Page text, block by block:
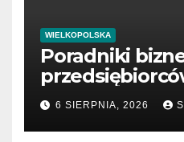
WIELKOPOLSKA
Poradniki
menedżerów
6 SIERPNIA, 2026